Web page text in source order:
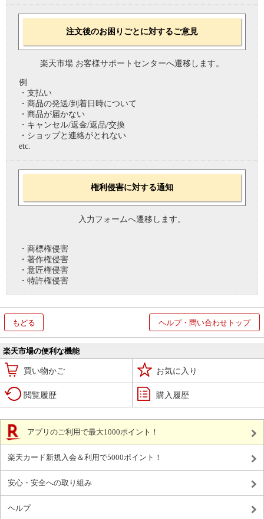
注文後のお困りごとに対するご意見
楽天市場 お客様サポートセンターへ遷移します。
例
・支払い
・商品の発送/到着日時について
・商品が届かない
・キャンセル/返金/返品/交換
・ショップと連絡がとれない
etc.
権利侵害に対する通知
入力フォームへ遷移します。
・商標権侵害
・著作権侵害
・意匠権侵害
・特許権侵害
もどる ヘルプ・問い合わせトップ
楽天市場の便利な機能
買い物かご お気に入り
閲覧履歴 購入履歴
アプリのご利用で最大1000ポイント！
楽天カード新規入会＆利用で5000ポイント！
安心・安全への取り組み
ヘルプ